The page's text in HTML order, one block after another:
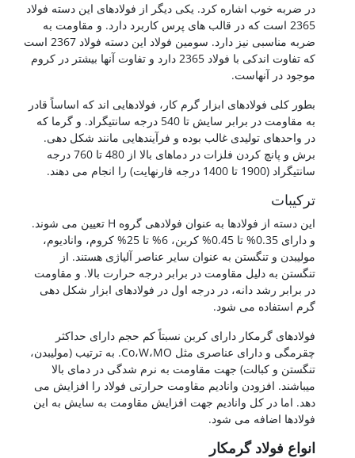
در ضربه خوب اشاره کرد. یکی دیگر از فولادهای این دسته فولاد
2365 است که در قالب های پرس کاربرد دارد. و مقاومت به
ضربه مناسبی نیز دارد. سومین فولاد این دسته فولاد 2367 است
که تفاوت اندکی با فولاد 2365 دارد و تفاوت آنها بیشتر در کروم
موجود در آنهاست.
بطور کلی فولادهای ابزار گرم کار، فولادهایی اند که اساساً قادر
به مقاومت در برابر سایش تا 540 درجه سانتیگراد. و گرما که
در واحدهای تولیدی غالب بوده و فرآیندهایی مانند شکل دهی.
برش و پانچ کردن فلزات در دماهای بالا از 480 تا 760 درجه
سانتیگراد (1900 تا 1400 درجه فارنهایت) را انجام می دهند.
ترکیبات
این دسته از فولادها به عنوان فولادهی گروه H تعیین می شوند.
و دارای 0.35% تا 0.45% کربن، 6% تا 25% کروم، وانادیوم،
مولیبدن و تنگستن به عنوان سایر عناصر آلیاژی هستند. از
تنگستن به دلیل مقاومت در برابر درجه حرارت بالا. و مقاومت
در برابر رشد دانه، در درجه اول در فولادهای ابزار شکل دهی
گرم استفاده می شود.
فولادهای گرمکار دارای کربن نسبتاً کم حجم دارای حداکثر
چقرمگی و دارای عناصری مثل Co،W،MO. به ترتیب (مولیبدن،
تنگستن و کبالت) جهت مقاومت به نرم شدگی در دمای بالا
میباشند. افزودن وانادیم مقاومت حرارتی فولاد را افزایش می
دهد. اما در کل وانادیم جهت افزایش مقاومت به سایش به این
فولادها اضافه می شود.
انواع فولاد گرمکار